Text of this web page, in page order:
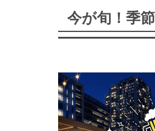
今が旬！季